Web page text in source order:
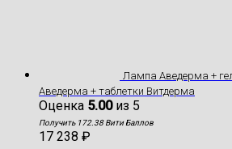
Лампа Аведерма +
Аведерма + таблетки Витдерма
Оценка 5.00из 5
Получить 172.38 Вити Баллов
17 238 ₽